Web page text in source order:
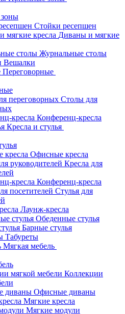
Стойки ресепшен
Диваны и мягкие
Журнальные столы
Вешалки
Переговорные
Столы для
Конференц-кресла
Кресла и стулья
Офисные кресла
Кресла для
Конференц-кресла
Стулья для
Лаунж-кресла
Обеденные стулья
Барные стулья
Табуреты
Мягкая мебель
Коллекции
Офисные диваны
Мягкие кресла
Мягкие модули